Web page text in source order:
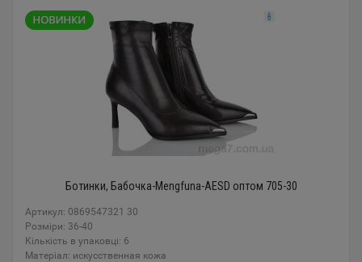
Ботинки, Бабочка-Mengfuna-AESD оптом 705-30
Артикул: 0869547321 30
Розміри: 36-40
Кількість в упаковці: 6
Mатеріал: искусственная кожа